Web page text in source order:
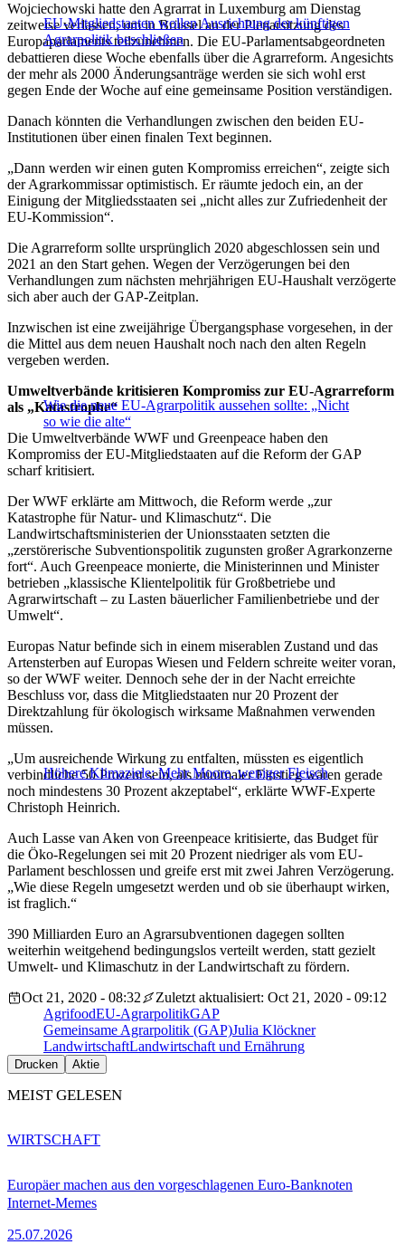
EU-Mitgliedstaaten wollen Ausrichtung der künftigen
Agrarpolitik beschließen
Wojciechowski hatte den Agrarrat in Luxemburg am Dienstag
zeitweise verlassen, um in Brüssel an der Plenarsitzung des
Europaparlaments teilzunehmen. Die EU-Parlamentsabgeordneten
debattieren diese Woche ebenfalls über die Agrarreform. Angesichts
der mehr als 2000 Änderungsanträge werden sie sich wohl erst
gegen Ende der Woche auf eine gemeinsame Position verständigen.
Danach könnten die Verhandlungen zwischen den beiden EU-
Institutionen über einen finalen Text beginnen.
„Dann werden wir einen guten Kompromiss erreichen“, zeigte sich
der Agrarkommissar optimistisch. Er räumte jedoch ein, an der
Einigung der Mitgliedsstaaten sei „nicht alles zur Zufriedenheit der
EU-Kommission“.
Die Agrarreform sollte ursprünglich 2020 abgeschlossen sein und
2021 an den Start gehen. Wegen der Verzögerungen bei den
Verhandlungen zum nächsten mehrjährigen EU-Haushalt verzögerte
sich aber auch der GAP-Zeitplan.
Inzwischen ist eine zweijährige Übergangsphase vorgesehen, in der
die Mittel aus dem neuen Haushalt noch nach den alten Regeln
vergeben werden.
Wie die neue EU-Agrarpolitik aussehen sollte: „Nicht
so wie die alte“
Umweltverbände kritisieren Kompromiss zur EU-Agrarreform
als „Katastrophe“
Die Umweltverbände WWF und Greenpeace haben den
Kompromiss der EU-Mitgliedstaaten auf die Reform der GAP
scharf kritisiert.
Der WWF erklärte am Mittwoch, die Reform werde „zur
Katastrophe für Natur- und Klimaschutz“. Die
Landwirtschaftsministerien der Unionsstaaten setzten die
„zerstörerische Subventionspolitik zugunsten großer Agrarkonzerne
fort“. Auch Greenpeace monierte, die Ministerinnen und Minister
betrieben „klassische Klientelpolitik für Großbetriebe und
Agrarwirtschaft – zu Lasten bäuerlicher Familienbetriebe und der
Umwelt“.
Europas Natur befinde sich in einem miserablen Zustand und das
Artensterben auf Europas Wiesen und Feldern schreite weiter voran,
so der WWF weiter. Dennoch sehe der in der Nacht erreichte
Beschluss vor, dass die Mitgliedstaaten nur 20 Prozent der
Direktzahlung für ökologisch wirksame Maßnahmen verwenden
müssen.
Höhere Klimaziele: Mehr Moore, weniger Fleisch
„Um ausreichende Wirkung zu entfalten, müssten es eigentlich
verbindliche 50 Prozent sein, als minimaler Einstieg wären gerade
noch mindestens 30 Prozent akzeptabel“, erklärte WWF-Experte
Christoph Heinrich.
Auch Lasse van Aken von Greenpeace kritisierte, das Budget für
die Öko-Regelungen sei mit 20 Prozent niedriger als vom EU-
Parlament beschlossen und greife erst mit zwei Jahren Verzögerung.
„Wie diese Regeln umgesetzt werden und ob sie überhaupt wirken,
ist fraglich.“
390 Milliarden Euro an Agrarsubventionen dagegen sollten
weiterhin weitgehend bedingungslos verteilt werden, statt gezielt
Umwelt- und Klimaschutz in der Landwirtschaft zu fördern.
Oct 21, 2020 - 08:32
Zuletzt aktualisiert: Oct 21, 2020 - 09:12
AgrifoodEU-AgrarpolitikGAP
Gemeinsame Agrarpolitik (GAP)Julia Klöckner
LandwirtschaftLandwirtschaft und Ernährung
Drucken Aktie
MEIST GELESEN
Europäer machen aus den vorgeschlagenen Euro-Banknoten
Internet-Memes
25.07.2026
WIRTSCHAFT